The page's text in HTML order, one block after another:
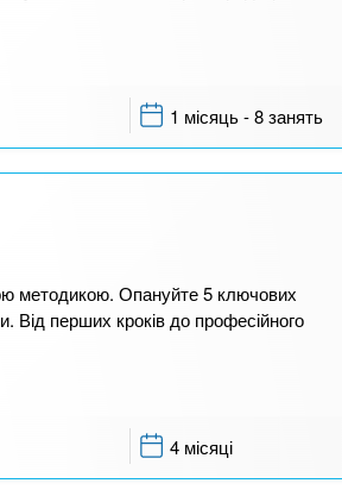
1 місяць - 8 занять
методикою. Опануйте 5 ключових
Від перших кроків до професійного
4 місяці